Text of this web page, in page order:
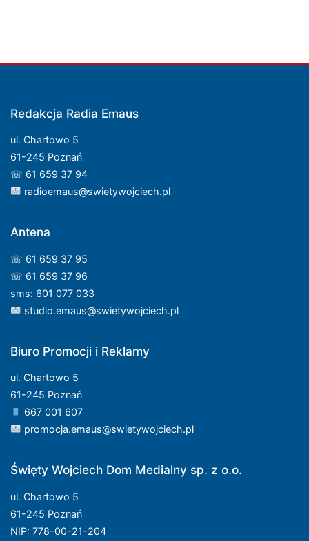
Redakcja Radia Emaus
ul. Chartowo 5
61-245 Poznań
☏ 61 659 37 94
radioemaus@swietywojciech.pl
Antena
☏ 61 659 37 95
☏ 61 659 37 96
sms: 601 077 033
studio.emaus@swietywojciech.pl
Biuro Promocji i Reklamy
ul. Chartowo 5
61-245 Poznań
667 001 607
promocja.emaus@swietywojciech.pl
Święty Wojciech Dom Medialny sp. z o.o.
ul. Chartowo 5
61-245 Poznań
NIP: 778-00-21-204